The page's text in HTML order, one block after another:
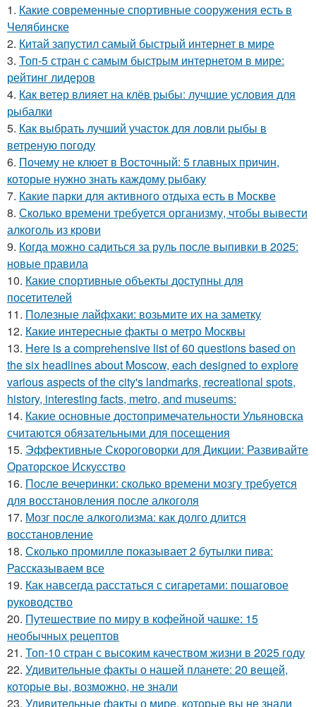
1. Какие современные спортивные сооружения есть в
Челябинске
2. Китай запустил самый быстрый интернет в мире
3. Топ-5 стран с самым быстрым интернетом в мире:
рейтинг лидеров
4. Как ветер влияет на клёв рыбы: лучшие условия для
рыбалки
5. Как выбрать лучший участок для ловли рыбы в
ветреную погоду
6. Почему не клюет в Восточный: 5 главных причин,
которые нужно знать каждому рыбаку
7. Какие парки для активного отдыха есть в Москве
8. Сколько времени требуется организму, чтобы вывести
алкоголь из крови
9. Когда можно садиться за руль после выпивки в 2025:
новые правила
10. Какие спортивные объекты доступны для
посетителей
11. Полезные лайфхаки: возьмите их на заметку
12. Какие интересные факты о метро Москвы
13. Here is a comprehensive list of 60 questions based on
the six headlines about Moscow, each designed to explore
various aspects of the city's landmarks, recreational spots,
history, interesting facts, metro, and museums:
14. Какие основные достопримечательности Ульяновска
считаются обязательными для посещения
15. Эффективные Скороговорки для Дикции: Развивайте
Ораторское Искусство
16. После вечеринки: сколько времени мозгу требуется
для восстановления после алкоголя
17. Мозг после алкоголизма: как долго длится
восстановление
18. Сколько промилле показывает 2 бутылки пива:
Рассказываем все
19. Как навсегда расстаться с сигаретами: пошаговое
руководство
20. Путешествие по миру в кофейной чашке: 15
необычных рецептов
21. Топ-10 стран с высоким качеством жизни в 2025 году
22. Удивительные факты о нашей планете: 20 вещей,
которые вы, возможно, не знали
23. Удивительные факты о мире, которые вы не знали